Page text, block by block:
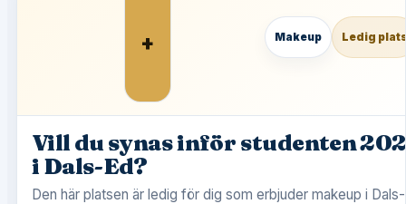
+ Makeup Ledig
Vill du synas inför studenten
i Dals-Ed?
Den här platsen är ledig för dig som erbjuder makeup i Dals-